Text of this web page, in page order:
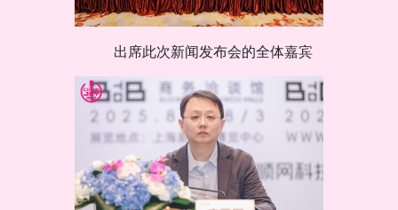
出席此次新闻发布会的全体嘉宾